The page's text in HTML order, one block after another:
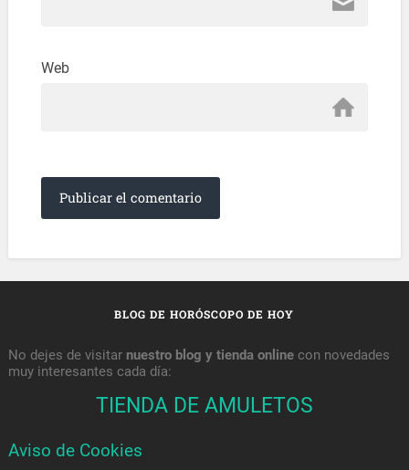
Web
BLOG DE HORÓSCOPO DE HOY
No dejes de visitar nuestro blog y tienda onlinecon novedades
muy interesantes cada día:
TIENDA DE AMULETOS
Aviso de Cookies